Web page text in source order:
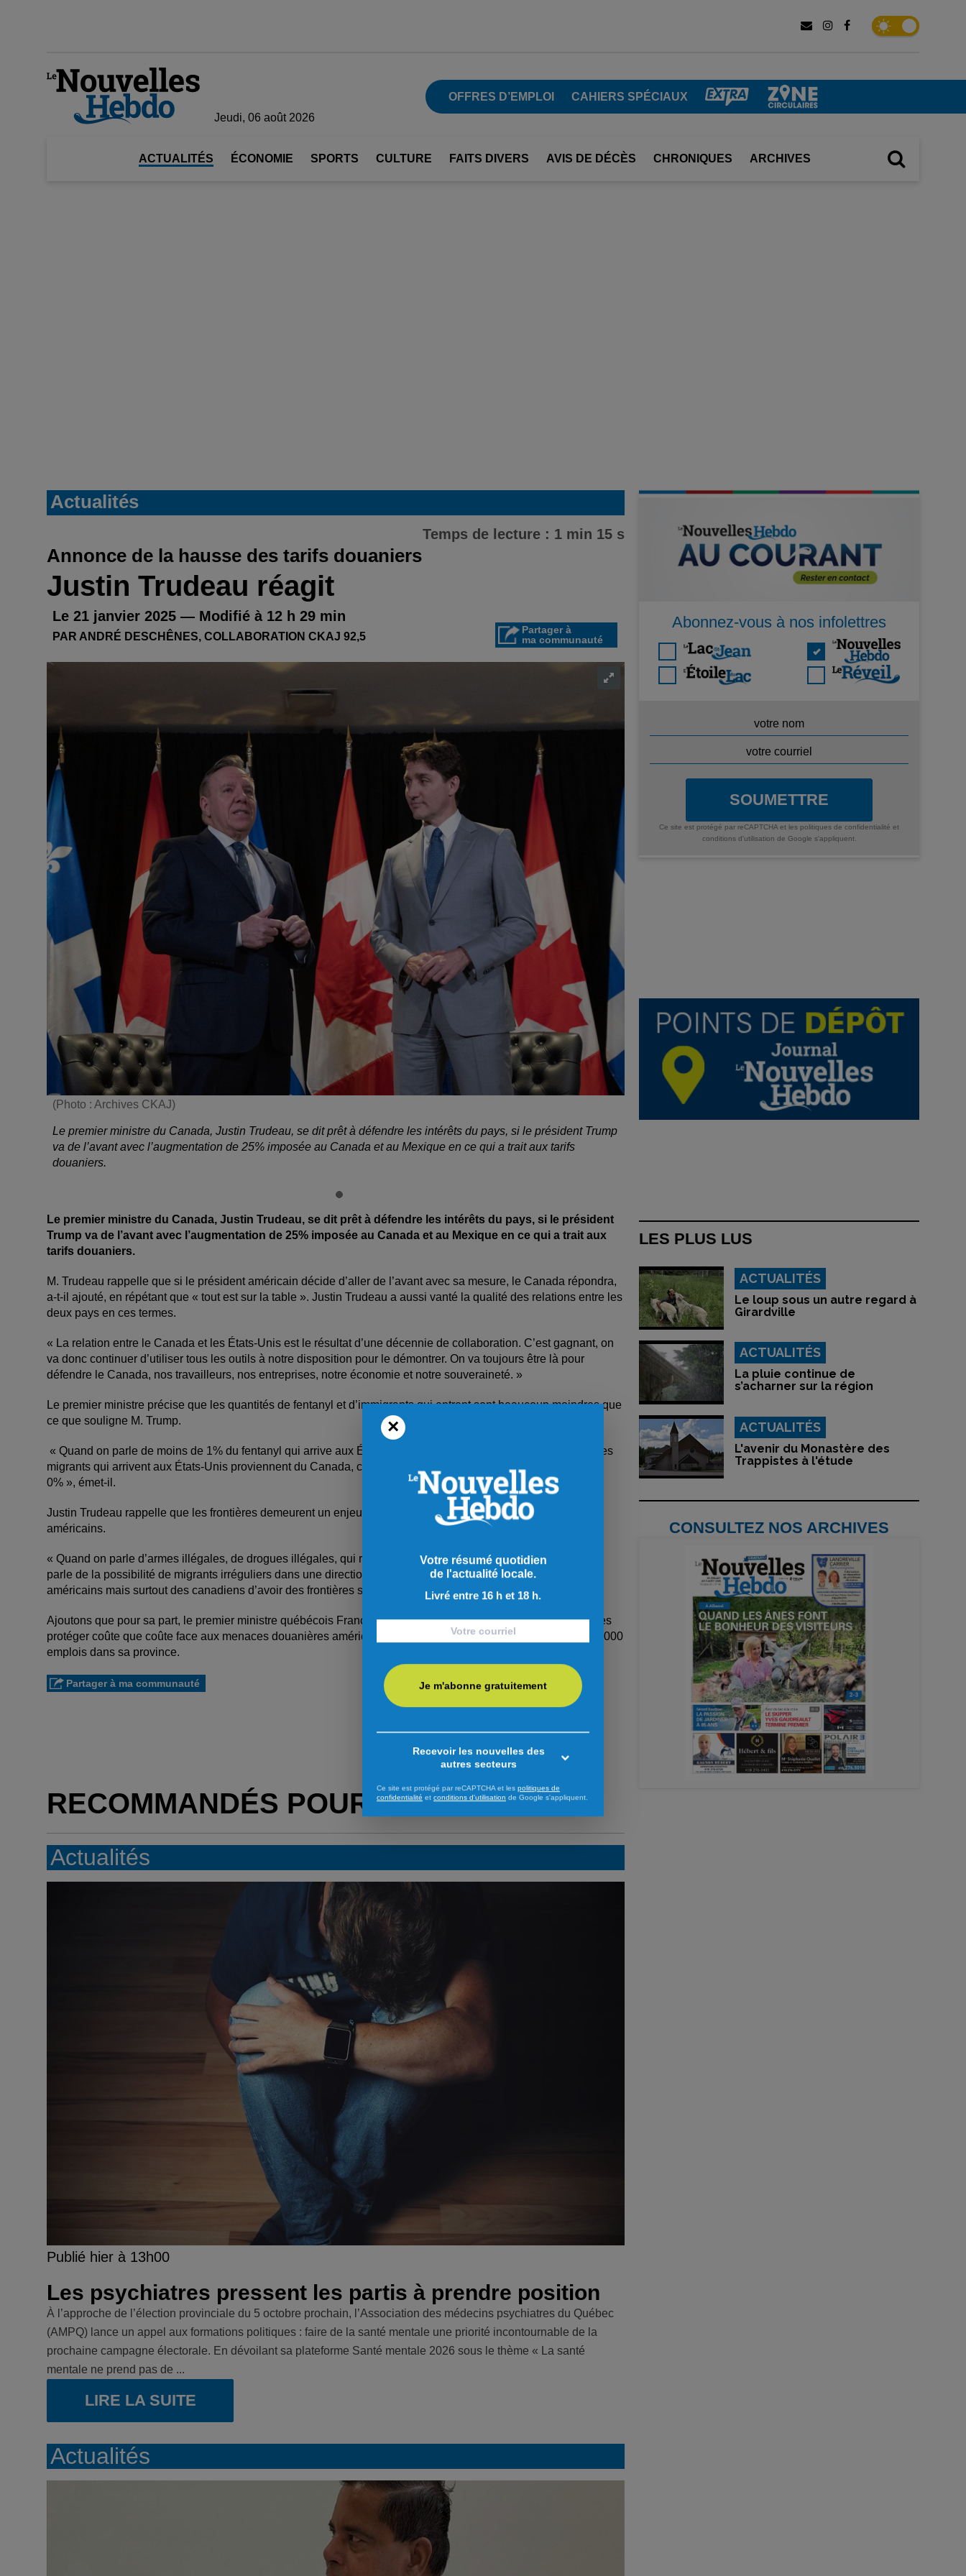
Jeudi, 06 août 2026
OFFRES D’EMPLOI CAHIERS SPÉCIAUX
ACTUALITÉS ÉCONOMIE SPORTS CULTURE FAITS DIVERS AVIS DE DÉCÈS CHRONIQUES ARCHIVES
Actualités
Temps de lecture : 1 min 15 s
Annonce de la hausse des tarifs douaniers
Justin Trudeau réagit
Le 21 janvier 2025 — Modifié à 12 h 29 min
PAR ANDRÉ DESCHÊNES, COLLABORATION CKAJ 92,5
Partager à
ma communauté
(Photo : Archives CKAJ)
Le premier ministre du Canada, Justin Trudeau, se dit prêt à défendre les intérêts du pays, si le président Trump
va de l’avant avec l’augmentation de 25% imposée au Canada et au Mexique en ce qui a trait aux tarifs
douaniers.
Le premier ministre du Canada, Justin Trudeau, se dit prêt à défendre les intérêts du pays, si le président
Trump va de l’avant avec l’augmentation de 25% imposée au Canada et au Mexique en ce qui a trait aux
tarifs douaniers.
M. Trudeau rappelle que si le président américain décide d’aller de l’avant avec sa mesure, le Canada répondra,
a-t-il ajouté, en répétant que « tout est sur la table ». Justin Trudeau a aussi vanté la qualité des relations entre les
deux pays en ces termes.
« La relation entre le Canada et les États-Unis est le résultat d’une décennie de collaboration. C’est gagnant, on
va donc continuer d’utiliser tous les outils à notre disposition pour le démontrer. On va toujours être là pour
défendre le Canada, nos travailleurs, nos entreprises, notre économie et notre souveraineté. »
Le premier ministre précise que les quantités de fentanyl et d’immigrants qui entrent sont beaucoup moindres que
ce que souligne M. Trump.
« Quand on parle de moins de 1% du fentanyl qui arrive aux États-Unis émane du Canada, et moins de 1% des
migrants qui arrivent aux États-Unis proviennent du Canada, c’est très peu. On va travailler pour pouvoir dire
0% », émet-il.
Justin Trudeau rappelle que les frontières demeurent un enjeu crucial autant pour les canadiens que pour les
américains.
« Quand on parle d’armes illégales, de drogues illégales, qui rentrent au Canada par les États-Unis, quand on
parle de la possibilité de migrants irréguliers dans une direction ou dans une autre, c’est dans l’intérêt des
américains mais surtout des canadiens d’avoir des frontières sécurisées et bien protégées. »
Ajoutons que pour sa part, le premier ministre québécois François Legault a promis mardi aux québécois de les
protéger coûte que coûte face aux menaces douanières américaines, qui mettraient ainsi en péril environ 100 000
emplois dans sa province.
Partager à ma communauté
RECOMMANDÉS POUR VOUS
Actualités
Publié hier à 13h00
Les psychiatres pressent les partis à prendre position
À l’approche de l’élection provinciale du 5 octobre prochain, l’Association des médecins psychiatres du Québec
(AMPQ) lance un appel aux formations politiques : faire de la santé mentale une priorité incontournable de la
prochaine campagne électorale. En dévoilant sa plateforme Santé mentale 2026 sous le thème « La santé
mentale ne prend pas de ...
LIRE LA SUITE
Actualités
Abonnez-vous à nos infolettres
SOUMETTRE
Ce site est protégé par reCAPTCHA et les politiques de confidentialité et
conditions d'utilisation de Google s'appliquent.
LES PLUS LUS
ACTUALITÉS
Le loup sous un autre regard à
Girardville
ACTUALITÉS
La pluie continue de
s’acharner sur la région
ACTUALITÉS
L'avenir du Monastère des
Trappistes à l'étude
CONSULTEZ NOS ARCHIVES
×
Votre résumé quotidien
de l'actualité locale.
Livré entre 16 h et 18 h.
Je m'abonne gratuitement
Recevoir les nouvelles des
autres secteurs
Ce site est protégé par reCAPTCHA et les politiques de
confidentialité et conditions d'utilisation de Google s'appliquent.